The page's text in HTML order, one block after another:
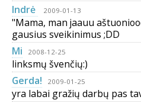
Indrė
2009-01-13
"Mama, man jaauu
gausius sveikinimus ;DD
Mi
2008-12-25
linksmų švenčių:)
Gerda!
2009-01-25
yra labai gražių darbų pas